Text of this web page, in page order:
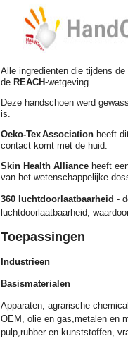
Alle ingredienten die tijdens
de REACH-wetgeving.
Deze handschoen werd
is.
Oeko-TexAssociation heeft
contact komt met de huid.
Skin Health Alliance heeft
van het wetenschappelijke
360 luchtdoorlaatbaarheid -
luchtdoorlaatbaarheid,
Toepassingen
Industrieen
Basismaterialen
Apparaten, agrarische
OEM, olie en gas,metalen en
pulp,rubber en kunststoffen,